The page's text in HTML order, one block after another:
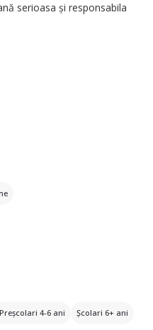
serioasa și responsabila
Preșcolari 4-6 ani Școlari 6+ ani